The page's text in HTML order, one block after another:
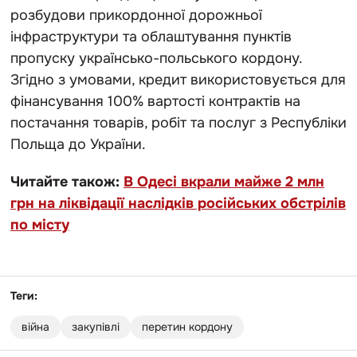
розбудови прикордонної дорожньої
інфраструктури та облаштування пунктів
пропуску українсько-польського кордону.
Згідно з умовами, кредит використовується для
фінансування 100% вартості контрактів на
постачання товарів, робіт та послуг з Республіки
Польща до України.
Читайте також: В Одесі вкрали майже 2 млн
грн на ліквідації наслідків російських обстрілів
по місту
Теги:
війна закупівлі перетин кордону